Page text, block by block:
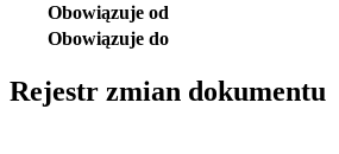
Obowiązuje od
Obowiązuje do
Rejestr zmian dokumentu